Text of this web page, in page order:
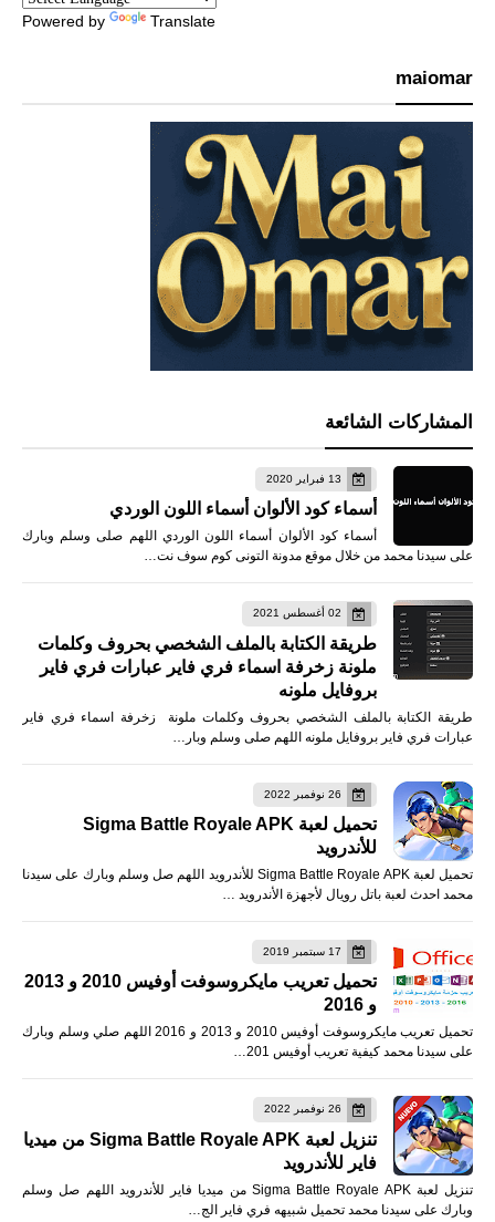
Powered by Translate
maiomar
المشاركات الشائعة
13 فبراير 2020
أسماء كود الألوان أسماء اللون الوردي
أسماء كود الألوان أسماء اللون الوردي اللهم صلى وسلم وبارك
على سيدنا محمد من خلال موقع مدونة التونى كوم سوف نت…
02 أغسطس 2021
طريقة الكتابة بالملف الشخصي بحروف وكلمات
ملونة زخرفة اسماء فري فاير عبارات فري فاير
بروفايل ملونه
طريقة الكتابة بالملف الشخصي بحروف وكلمات ملونة زخرفة اسماء فري فاير
عبارات فري فاير بروفايل ملونه اللهم صلى وسلم وبار…
26 نوفمبر 2022
تحميل لعبة Sigma Battle Royale APK
للأندرويد
تحميل لعبة Sigma Battle Royale APK للأندرويد اللهم صل وسلم وبارك على سيدنا
محمد احدث لعبة باتل رويال لأجهزة الأندرويد …
17 سبتمبر 2019
تحميل تعريب مايكروسوفت أوفيس 2010 و 2013
و 2016
تحميل تعريب مايكروسوفت أوفيس 2010 و 2013 و 2016 اللهم صلي وسلم وبارك
على سيدنا محمد كيفية تعريب أوفيس 201…
26 نوفمبر 2022
تنزيل لعبة Sigma Battle Royale APK من ميديا
فاير للأندرويد
تنزيل لعبة Sigma Battle Royale APK من ميديا فاير للأندرويد اللهم صل وسلم
وبارك على سيدنا محمد تحميل شبيهه فري فاير الج…